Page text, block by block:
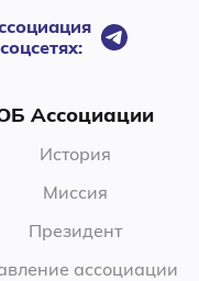
Ассоциации
История
Миссия
Президент
ассоциации